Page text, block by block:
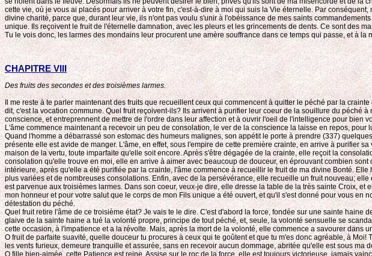
cette vie, où je vous ai placés pour arriver à votre fin, c'est-à-dire à moi qui suis la Vie éternelle. Par
divine charité, parce que, durant leur vie, ils n'ont pas voulu s'unir à l'obéissance de mes saints
unique. Ils reçoivent le fruit de l'éternelle damnation, avec les pleurs et les grincements de dents. Ce sont des
Tu le vois donc, les larmes des mondains leur procurent une amère souffrance dans ce temps qui passe, et à la
CHAPITRE VIII
Des fruits des secondes et des troisièmes larmes.
Il me reste à te parler maintenant des fruits que recueillent ceux qui commencent à quitter le péché par la
dit, c'est la vocation commune. Quel fruit reçoivent-ils? Ils arrivent à purifier leur coeur de la souillure du
conscience, et entreprennent de mettre de l'ordre dans leur affection et à ouvrir l'oeil de l'intelligence pour bien
L'âme commence maintenant a recevoir un peu de consolation, le ver de la conscience la laisse en repos, pour
Quand l'homme a débarrassé son estomac des humeurs malignes, son appétit le porte à prendre (337)
présente elle est avide de manger. L'âme, en effet, sous l'empire de cette première crainte, en arrive à purifier
maison de la vertu, toute imparfaite qu'elle soit encore. Après s'être dégagée de la crainte, elle reçoit la
consolation qu'elle trouve en moi, elle en arrive à aimer avec beaucoup de douceur, en éprouvant combien
intérieure, après qu'elle a été purifiée par la crainte, l'âme commence à recueillir le fruit de ma divine Bonté.
plus variées et de nombreuses consolations. Enfin, avec de la persévérance, elle recueille un fruit nouveau;
est parvenue aux troisièmes larmes. Dans son coeur, veux-je dire, elle dresse la table de la très sainte Croix,
mon honneur et pour votre salut que le corps de mon Fils unique a été ouvert, et qu'il s'est donné pour vous
détestation du péché.
Quel fruit retire l'âme de ce troisième état? Je vais te le dire. C'est d'abord la force, fondée sur une sainte
glaive de la sainte haine a tué la volonté propre, principe de tout péché, et, seule, la volonté sensuelle se
cette occasion, à l'impatience et a la révolte. Mais, après la mort de la volonté, elle commence a savourer dans
O fruit de parfaite suavité, quelle douceur tu procures à ceux qui te goûtent et que tu m'es donc agréable, à
les vents furieux, demeure tranquille et assurée, sans en recevoir aucun dommage, abritée qu'elle est sous
O fille bien-aimée, cette Patience est reine. Assise sur le roc de la force, elle est toujours victorieuse, jamais